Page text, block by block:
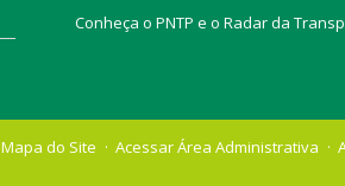
Conheça o PNTP e o Radar da
Mapa do Site Acessar Área Administrativa